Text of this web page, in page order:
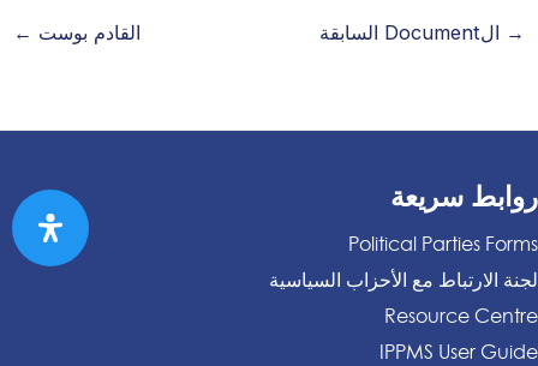
→ الDocument السابقة القادم بوست ←
روابط سريعة
Political Parties Forms
لجنة الارتباط مع الأحزاب السياسية
Resource Centre
IPPMS User Guide